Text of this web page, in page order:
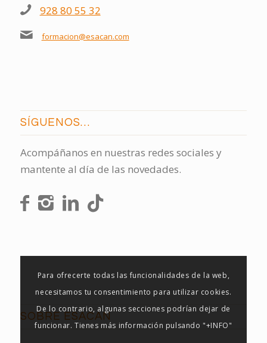
928 80 55 32
formacion@esacan.com
SÍGUENOS…
Acompáñanos en nuestras redes sociales y
mantente al día de las novedades.
SOBRE ESACAN
Para ofrecerte todas las funcionalidades de la web,
necesitamos tu consentimiento para utilizar cookies.
De lo contrario, algunas secciones podrían dejar de
funcionar. Tienes más información pulsando "+INFO"